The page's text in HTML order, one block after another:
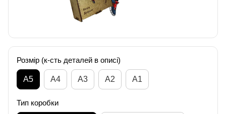
Розмір (к-сть деталей в описі)
А5 А4 A3 A2 A1
Тип коробки